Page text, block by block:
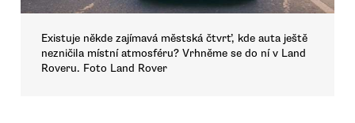
Existuje někde zajímavá městská čtvrť, kde auta ještě
nezničila místní atmosféru? Vrhněme se do ní v Land
Roveru. Foto Land Rover